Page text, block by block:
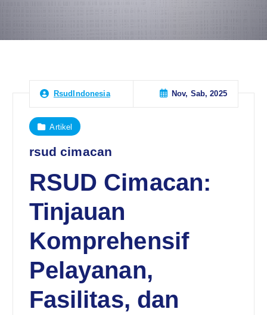
RsudIndonesia Nov, Sab, 2025
Artikel
rsud cimacan
RSUD Cimacan:
Tinjauan
Komprehensif
Pelayanan,
Fasilitas, dan